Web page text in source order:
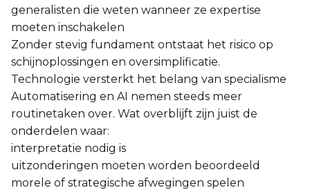
generalisten die weten wanneer ze expertise
moeten inschakelen
Zonder stevig fundament ontstaat het risico op
schijnoplossingen en oversimplificatie.
Technologie versterkt het belang van specialisme
Automatisering en AI nemen steeds meer
routinetaken over. Wat overblijft zijn juist de
onderdelen waar:
interpretatie nodig is
uitzonderingen moeten worden beoordeeld
morele of strategische afwegingen spelen